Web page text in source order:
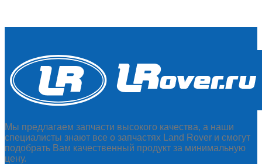
Мы предлагаем запчасти высокого качества, а наши
специалисты знают все о запчастях Land Rover и смогут
подобрать Вам качественный продукт за минимальную
цену.